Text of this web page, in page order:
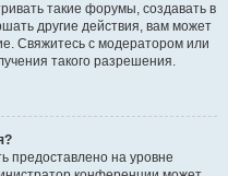
такие форумы, создавать в
другие действия, вам может
Свяжитесь с модератором или
такого разрешения.
предоставлено на уровне